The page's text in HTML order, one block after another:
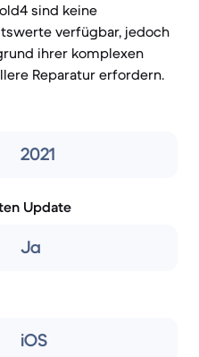
sind keine
verfügbar, jedoch
ihrer komplexen
Reparatur erfordern.
2021
Update
Ja
iOS